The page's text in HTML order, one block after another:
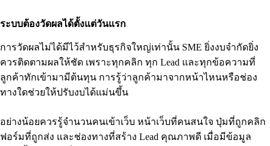
ระบบต้องวัดผลได้ตั้งแต่วันแรก
การวัดผลไม่ได้มีไว้สำหรับธุรกิจใหญ่เท่านั้น SME ยิ่งงบจำกัดยิ่ง
ควรติดตามผลให้ชัด เพราะทุกคลิก ทุก Lead และทุกข้อความที่
ลูกค้าทักเข้ามามีต้นทุน การรู้ว่าลูกค้ามาจากหน้าไหนหรือช่อง
ทางใดช่วยให้ปรับงบได้แม่นขึ้น
อย่างน้อยควรรู้จำนวนคนเข้าเว็บ หน้าเว็บที่คนสนใจ ปุ่มที่ถูกคลิก
ฟอร์มที่ถูกส่ง และช่องทางที่สร้าง Lead คุณภาพดี เมื่อมีข้อมูล